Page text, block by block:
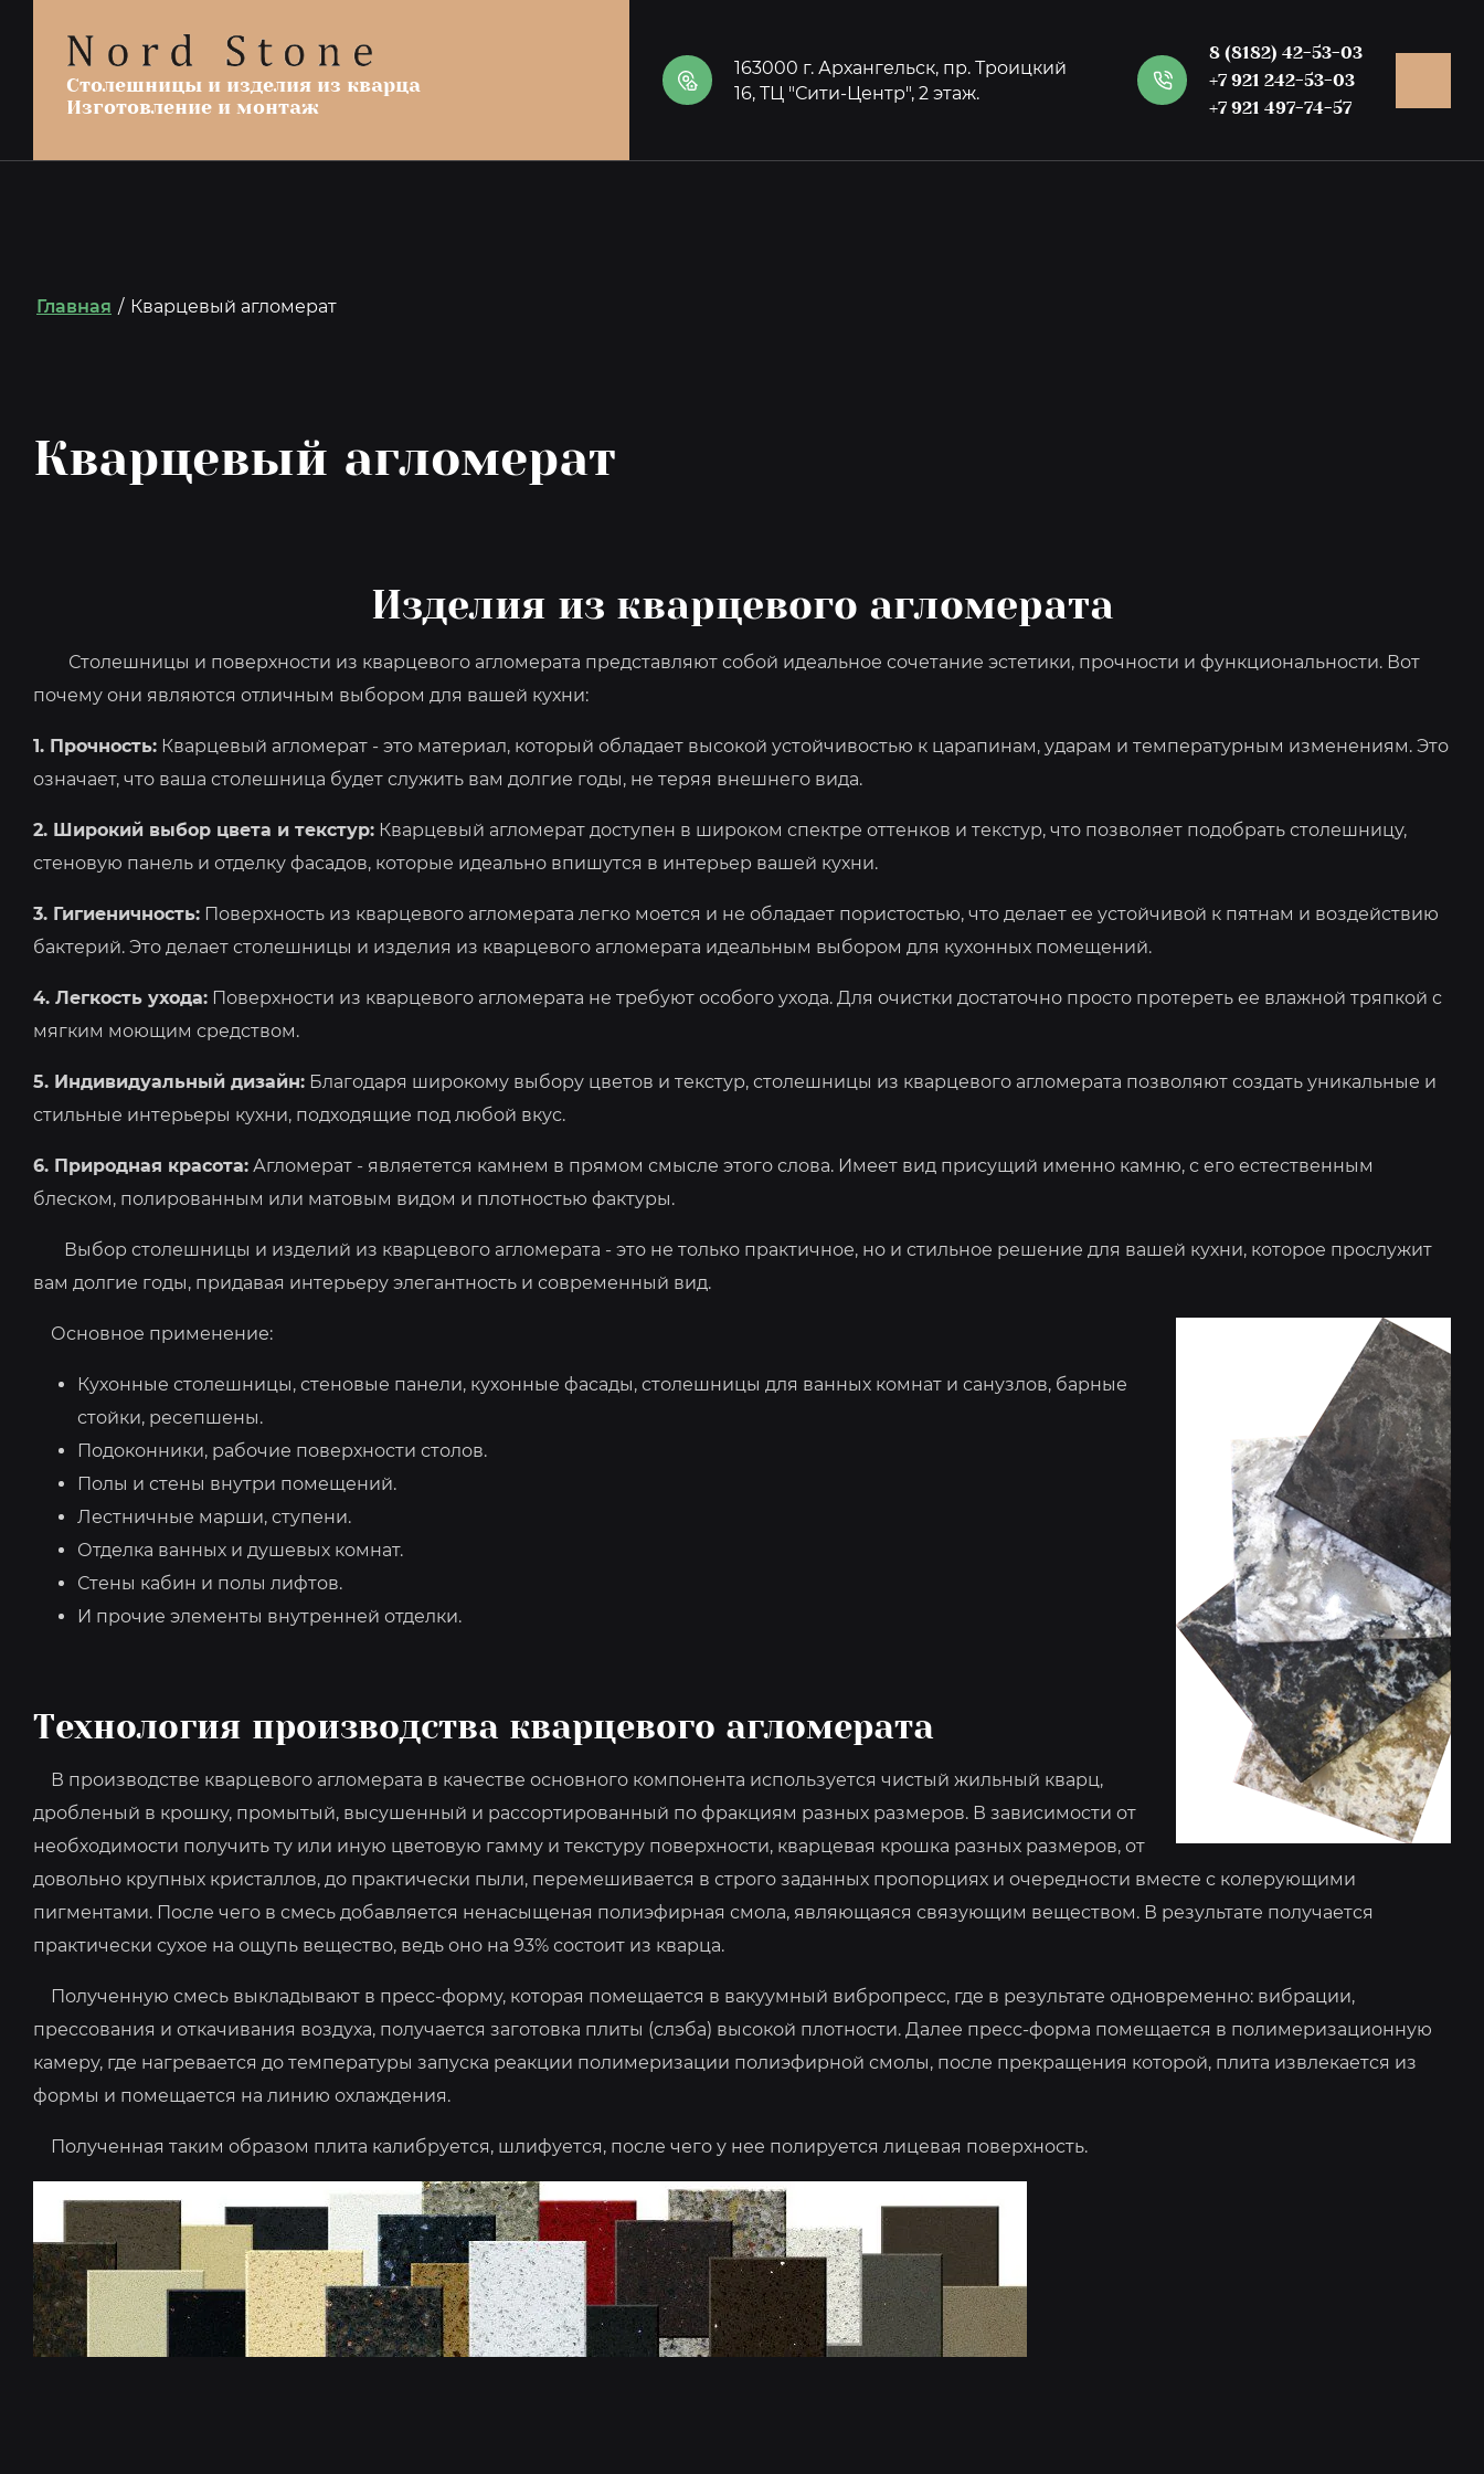
Столешницы и изделия из кварца
Изготовление и монтаж
163000 г. Архангельск, пр. Троицкий
16, ТЦ "Сити-Центр", 2 этаж.
8 (8182) 42-53-03
+7 921 242-53-03
+7 921 497-74-57
Главная / Кварцевый агломерат
Кварцевый агломерат
Изделия из кварцевого агломерата
Столешницы и поверхности из кварцевого агломерата представляют собой идеальное сочетание эстетики, прочности и функциональности. Вот
почему они являются отличным выбором для вашей кухни:
1. Прочность: Кварцевый агломерат - это материал, который обладает высокой устойчивостью к царапинам, ударам и температурным изменениям. Это
означает, что ваша столешница будет служить вам долгие годы, не теряя внешнего вида.
2. Широкий выбор цвета и текстур: Кварцевый агломерат доступен в широком спектре оттенков и текстур, что позволяет подобрать столешницу,
стеновую панель и отделку фасадов, которые идеально впишутся в интерьер вашей кухни.
3. Гигиеничность: Поверхность из кварцевого агломерата легко моется и не обладает пористостью, что делает ее устойчивой к пятнам и воздействию
бактерий. Это делает столешницы и изделия из кварцевого агломерата идеальным выбором для кухонных помещений.
4. Легкость ухода: Поверхности из кварцевого агломерата не требуют особого ухода. Для очистки достаточно просто протереть ее влажной тряпкой с
мягким моющим средством.
5. Индивидуальный дизайн: Благодаря широкому выбору цветов и текстур, столешницы из кварцевого агломерата позволяют создать уникальные и
стильные интерьеры кухни, подходящие под любой вкус.
6. Природная красота: Агломерат - являетется камнем в прямом смысле этого слова. Имеет вид присущий именно камню, с его естественным
блеском, полированным или матовым видом и плотностью фактуры.
Выбор столешницы и изделий из кварцевого агломерата - это не только практичное, но и стильное решение для вашей кухни, которое прослужит
вам долгие годы, придавая интерьеру элегантность и современный вид.
Основное применение:
Кухонные столешницы, стеновые панели, кухонные фасады, столешницы для ванных комнат и санузлов, барные
стойки, ресепшены.
Подоконники, рабочие поверхности столов.
Полы и стены внутри помещений.
Лестничные марши, ступени.
Отделка ванных и душевых комнат.
Стены кабин и полы лифтов.
И прочие элементы внутренней отделки.
Технология производства кварцевого агломерата
В производстве кварцевого агломерата в качестве основного компонента используется чистый жильный кварц,
дробленый в крошку, промытый, высушенный и рассортированный по фракциям разных размеров. В зависимости от
необходимости получить ту или иную цветовую гамму и текстуру поверхности, кварцевая крошка разных размеров, от
довольно крупных кристаллов, до практически пыли, перемешивается в строго заданных пропорциях и очередности вместе с колерующими
пигментами. После чего в смесь добавляется ненасыщеная полиэфирная смола, являющаяся связующим веществом. В результате получается
практически сухое на ощупь вещество, ведь оно на 93% состоит из кварца.
Полученную смесь выкладывают в пресс-форму, которая помещается в вакуумный вибропресс, где в результате одновременно: вибрации,
прессования и откачивания воздуха, получается заготовка плиты (слэба) высокой плотности. Далее пресс-форма помещается в полимеризационную
камеру, где нагревается до температуры запуска реакции полимеризации полиэфирной смолы, после прекращения которой, плита извлекается из
формы и помещается на линию охлаждения.
Полученная таким образом плита калибруется, шлифуется, после чего у нее полируется лицевая поверхность.